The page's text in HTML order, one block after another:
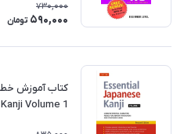
730,000
590,000 تومان
Kanji Volume 1